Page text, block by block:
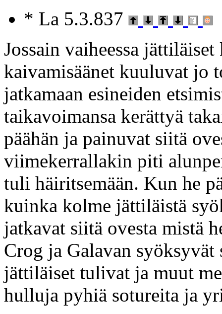
* La 5.3.837
Jossain vaiheessa
kaivamisäänet kuuluvat jo
jatkamaan esineiden
taikavoimansa kerättyä
päähän ja painuvat siitä
viimekerrallakin piti
tuli häiritsemään. Kun he
kuinka kolme jättiläistä
jatkavat siitä ovesta mistä
Crog ja Galavan syöksyvät
jättiläiset tulivat ja muut
hulluja pyhiä sotureita ja